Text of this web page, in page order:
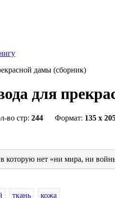
для
во стр: 244 Формат: 135 x
которую нет «ни мира, ни
ткань кожа